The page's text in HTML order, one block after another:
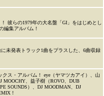
彼らの1979年の大名盤「GI」をはじめとし
編集アルバム！
未発表トラック1曲をプラスした、6曲収録
クス・アルバム！ eye（ヤマツカアイ）、山
MOOCHY、益子樹（ROVO、DUB
SOUNDS）、DJ MOODMAN、DJ
！